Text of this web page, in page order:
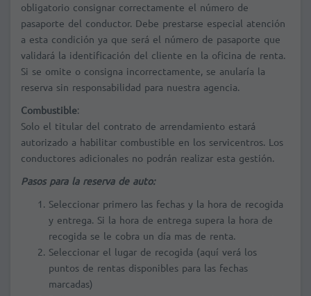
obligatorio consignar correctamente el número de
pasaporte del conductor. Debe prestarse especial atención
a esta condición ya que será el número de pasaporte que
validará la identificación del cliente en la oficina de renta.
Si se omite o consigna incorrectamente, se anularía la
reserva sin responsabilidad para nuestra agencia.
Combustible:
Solo el titular del contrato de arrendamiento estará
autorizado a habilitar combustible en los servicentros. Los
conductores adicionales no podrán realizar esta gestión.
Pasos para la reserva de auto:
Seleccionar primero las fechas y la hora de recogida
y entrega. Si la hora de entrega supera la hora de
recogida se le cobra un día mas de renta.
Seleccionar el lugar de recogida (aquí verá los
puntos de rentas disponibles para las fechas
marcadas)